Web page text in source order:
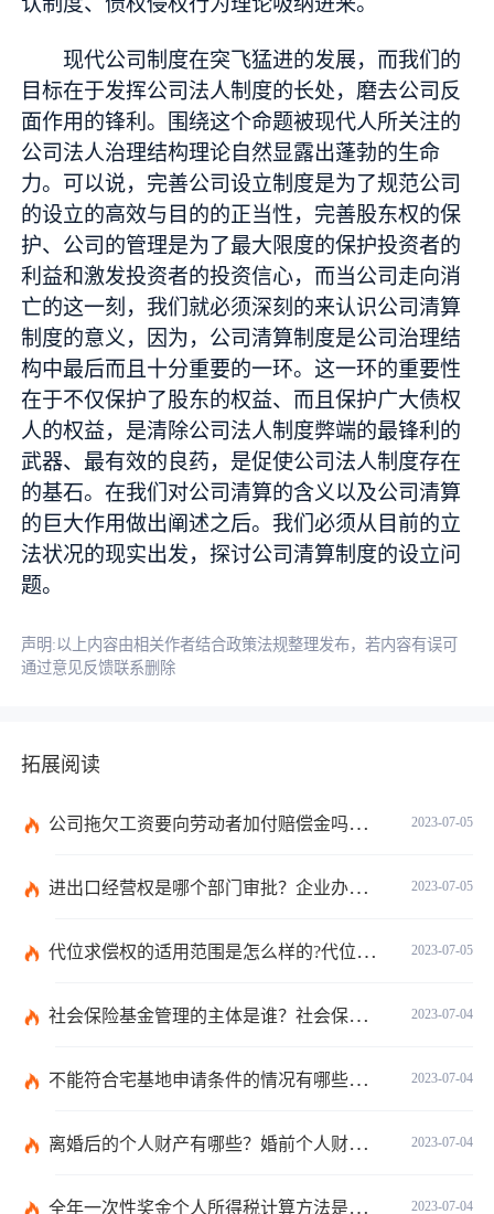
现代公司制度在突飞猛进的发展，而我们的
目标在于发挥公司法人制度的长处，磨去公司反
面作用的锋利。围绕这个命题被现代人所关注的
公司法人治理结构理论自然显露出蓬勃的生命
力。可以说，完善公司设立制度是为了规范公司
的设立的高效与目的的正当性，完善股东权的保
护、公司的管理是为了最大限度的保护投资者的
利益和激发投资者的投资信心，而当公司走向消
亡的这一刻，我们就必须深刻的来认识公司清算
制度的意义，因为，公司清算制度是公司治理结
构中最后而且十分重要的一环。这一环的重要性
在于不仅保护了股东的权益、而且保护广大债权
人的权益，是清除公司法人制度弊端的最锋利的
武器、最有效的良药，是促使公司法人制度存在
的基石。在我们对公司清算的含义以及公司清算
的巨大作用做出阐述之后。我们必须从目前的立
法状况的现实出发，探讨公司清算制度的设立问
题。
声明:以上内容由相关作者结合政策法规整理发布，若内容有误可
通过意见反馈联系删除
拓展阅读
2023-07-05
公司拖欠工资要向劳动者加付赔偿金吗？拖欠工资仲裁时效期间是如何规定的？
2023-07-05
进出口经营权是哪个部门审批？企业办理进出口权的流程是怎么样的？ 世界速讯
2023-07-05
代位求偿权的适用范围是怎么样的?代位求偿权的行使条件是什么？-独家
2023-07-04
社会保险基金管理的主体是谁？社会保险基金投资运营的管理有几方面？
2023-07-04
不能符合宅基地申请条件的情况有哪些？申请宅基地需要哪些材料？
2023-07-04
离婚后的个人财产有哪些？婚前个人财产要怎么证明？
2023-07-04
全年一次性奖金个人所得税计算方法是什么？个税专项附加扣除如何界定？